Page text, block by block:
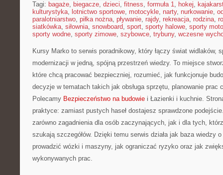
Tagi: bagaże, biegacze, dzieci, fitness, formuła 1, hokej,
kulturystyka, lotnictwo sportowe, motocykle, narty, nurkowanie,
paralotniarstwo, piłka nożna, pływanie, rajdy, rekreacja, rodzina,
siatkówka, siłownia, snowboard, sport, sporty halowe, sporty
sporty wodne, sporty zimowe, szybowce, trybuny, wczesne
Kursy Marko to serwis poradnikowy, który łączy świat widlaków,
modernizacji w jedną, spójną przestrzeń wiedzy. To miejsce
które chcą pracować bezpieczniej, rozumieć, jak funkcjonuje
decyzje w tematach takich jak obsługa sprzętu, planowanie prac
Polecamy Bezpieczeństwo na budowie i Łazienki i kuchnie.
praktyce: zamiast pustych haseł dostajesz sprawdzone
zarówno zagadnienia dla osób zaczynających, jak i dla tych,
szukają szczegółów. Dzięki temu serwis działa jak baza wiedzy
prowadzić wózki i maszyny, jak ograniczać ryzyko oraz jak
wykonywanych prac.